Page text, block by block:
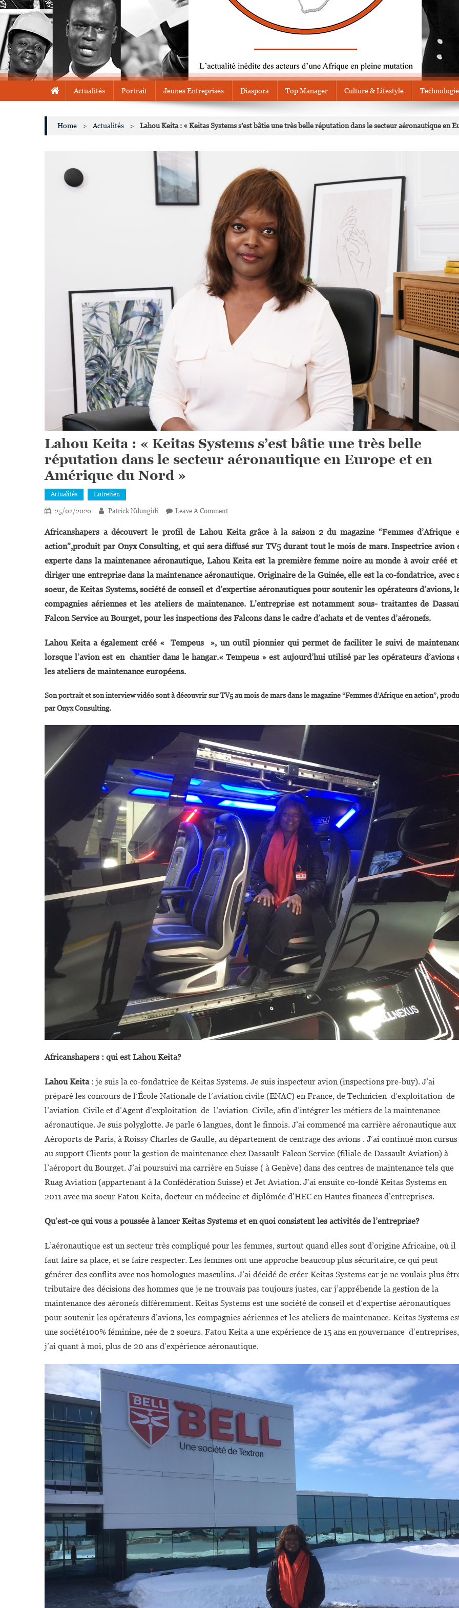
Actualités Portrait Jeunes Entreprises Diaspora Top Manager Culture & Lifestyle
Home > Actualités > Lahou Keita : « Keitas Systems s’est bâtie une très belle réputation dans le secteur aéronautique en
Lahou Keita : « Keitas Systems s’est bâtie une très belle
réputation dans le secteur aéronautique en Europe et en
Amérique du Nord »
Actualités Entretien
25/02/2020 Patrick Ndungidi Leave A CommentOn
Keita :
« Keitas
Systems
Bâtie
Une
Très
Belle
Dans
Secteur
Europe
Du
Nord »
Africanshapers a découvert le profil de Lahou Keita grâce à la saison 2 du magazine “Femmes d’Afrique
action”,produit par Onyx Consulting, et qui sera diffusé sur TV5 durant tout le mois de mars. Inspectrice avion
experte dans la maintenance aéronautique, Lahou Keita est la première femme noire au monde à avoir créé et
diriger une entreprise dans la maintenance aéronautique. Originaire de la Guinée, elle est la co-fondatrice, avec
soeur, de Keitas Systems, société de conseil et d’expertise aéronautiques pour soutenir les opérateurs d’avions,
compagnies aériennes et les ateliers de maintenance. L’entreprise est notamment sous- traitantes de
Falcon Service au Bourget, pour les inspections des Falcons dans le cadre d’achats et de ventes d’aéronefs.
Lahou Keita a également créé « Tempeus », un outil pionnier qui permet de faciliter le suivi de
lorsque l’avion est en chantier dans le hangar.« Tempeus » est aujourd’hui utilisé par les opérateurs d’avions
les ateliers de maintenance européens.
Son portrait et son interview vidéo sont à découvrir sur TV5 au mois de mars dans le magazine “Femmes d’Afrique en action”,
par Onyx Consulting.
Africanshapers : qui est Lahou Keita?
Lahou Keita: je suis la co-fondatrice de Keitas Systems. Je suis inspecteur avion (inspections pre-buy). J’ai
préparé les concours de l’École Nationale de l’aviation civile (ENAC) en France, de Technicien d’exploitation de
l’aviation Civile et d’Agent d’exploitation de l’aviation Civile, afin d’intégrer les métiers de la maintenance
aéronautique. Je suis polyglotte. Je parle 6 langues, dont le finnois. J’ai commencé ma carrière aéronautique aux
Aéroports de Paris, à Roissy Charles de Gaulle, au département de centrage des avions . J’ai continué mon cursus
au support Clients pour la gestion de maintenance chez Dassault Falcon Service (filiale de Dassault Aviation) à
l’aéroport du Bourget. J’ai poursuivi ma carrière en Suisse ( à Genève) dans des centres de maintenance tels que
Ruag Aviation (appartenant à la Confédération Suisse) et Jet Aviation. J’ai ensuite co-fondé Keitas Systems en
2011 avec ma soeur Fatou Keita, docteur en médecine et diplômée d’HEC en Hautes finances d’entreprises.
Qu’est-ce qui vous a poussée à lancer Keitas Systems et en quoi consistent les activités de l’entreprise?
L’aéronautique est un secteur très compliqué pour les femmes, surtout quand elles sont d’origine Africaine, où il
faut faire sa place, et se faire respecter. Les femmes ont une approche beaucoup plus sécuritaire, ce qui peut
générer des conflits avec nos homologues masculins. J’ai décidé de créer Keitas Systems car je ne voulais plus
tributaire des décisions des hommes que je ne trouvais pas toujours justes, car j’appréhende la gestion de la
maintenance des aéronefs différemment. Keitas Systems est une société de conseil et d’expertise aéronautiques
pour soutenir les opérateurs d’avions, les compagnies aériennes et les ateliers de maintenance. Keitas Systems
une société100% féminine, née de 2 soeurs. Fatou Keita a une expérience de 15 ans en gouvernance d’entreprises,
j’ai quant à moi, plus de 20 ans d’expérience aéronautique.